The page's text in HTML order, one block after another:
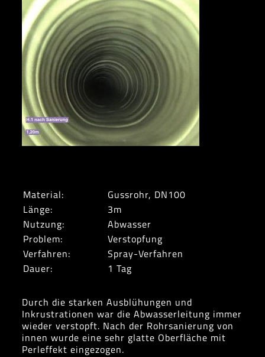
Material:
Gussrohr, DN100
Länge:
3m
Nutzung:
Abwasser
Problem:
Verstopfung
Verfahren:
Spray-Verfahren
Dauer:
1 Tag
Durch die starken Ausblühungen und
Inkrustrationen war die Abwasserleitung immer
wieder verstopft. Nach der Rohrsanierung von
innen wurde eine sehr glatte Oberfläche mit
Perleffekt eingezogen.